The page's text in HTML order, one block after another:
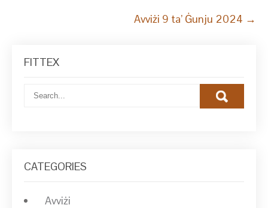
Avviżi 9 ta’ Ġunju 2024 →
FITTEX
CATEGORIES
Avviżi